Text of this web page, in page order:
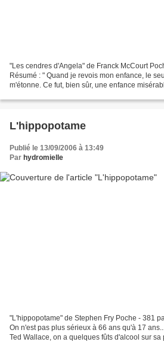
"Les cendres d'Angela" de Franck McCourt
Résumé : " Quand je revois mon enfance, le
m'étonne. Ce fut, bien sûr, une enfance
L'hippopotame
Publié le 13/09/2006 à 13:49
Par hydromielle
"L'hippopotame" de Stephen Fry Poche - 381
On n'est pas plus sérieux à 66 ans qu'à 17
Ted Wallace, on a quelques fûts d'alcool sur